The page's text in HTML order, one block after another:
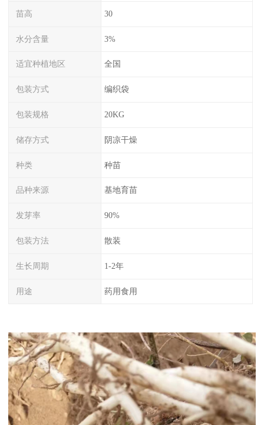
苗高 30
水分含量 3%
适宜种植地区 全国
包装方式 编织袋
包装规格 20KG
储存方式 阴凉干燥
种类 种苗
品种来源 基地育苗
发芽率 90%
包装方法 散装
生长周期 1-2年
用途 药用食用